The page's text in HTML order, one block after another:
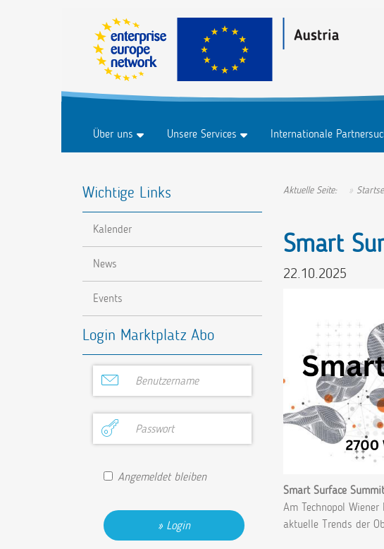
Über uns
FAQ
Unsere Services
Innovation & Technologie
Forschung & Entwicklung
Internationale
Marktplatz Abo
Aktuelle Seite:
Smart
22.10.2025
Smart Surface
Am Technopol
aktuelle Trends der
Wichtige Links
Kalender
News
Events
Login Marktplatz Abo
Angemeldet bleiben
Login